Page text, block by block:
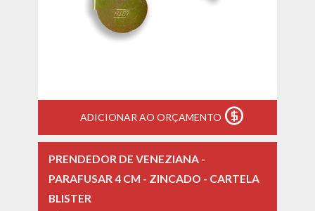
ADICIONAR AO ORÇAMENTO
PRENDEDOR DE VENEZIANA -
PARAFUSAR 4 CM - ZINCADO - CARTELA
BLISTER